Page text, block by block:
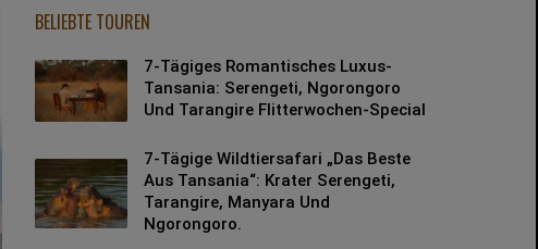
BELIEBTE TOUREN
7-Tägiges Romantisches Luxus-
Tansania: Serengeti, Ngorongoro
Und Tarangire Flitterwochen-Special
7-Tägige Wildtiersafari „Das Beste
Aus Tansania“: Krater Serengeti,
Tarangire, Manyara Und
Ngorongoro.